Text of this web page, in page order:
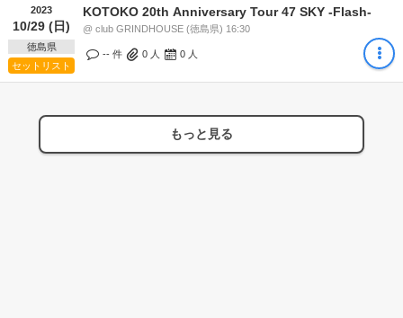
2023
10/29 (日)
徳島県
セットリスト
KOTOKO 20th Anniversary Tour 47 SKY -Flash-
@ club GRINDHOUSE (徳島県) 16:30
-- 件 0 人 0 人
もっと見る